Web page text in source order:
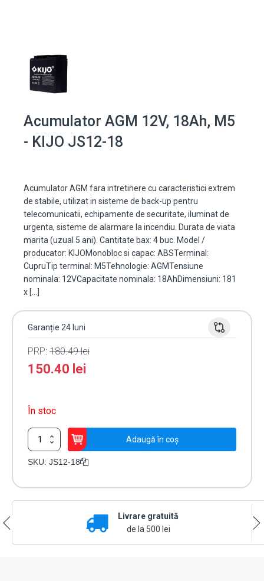
Acumulator AGM 12V, 18Ah, M5
- KIJO JS12-18
Acumulator AGM fara intretinere cu caracteristici extrem
de stabile, utilizat in sisteme de back-up pentru
telecomunicatii, echipamente de securitate, iluminat de
urgenta, sisteme de alarmare la incendiu. Durata de viata
marita (uzual 5 ani). Cantitate bax: 4 buc. Model /
producator: KIJOMonobloc si capac: ABSTerminal:
CupruTip terminal: M5Tehnologie: AGMTensiune
nominala: 12VCapacitate nominala: 18AhDimensiuni: 181
x […]
Garanție 24 luni
PRP: 180.49lei
150.40 lei
În stoc
Cantitate
Acumulator
AGM
Adaugă în coș
SKU: JS12-18
Livrare gratuită
de la 500 lei